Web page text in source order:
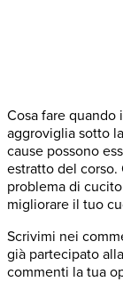
Cosa fare quando
aggroviglia sotto
cause possono
estratto del
problema di
migliorare il tuo
Scrivimi nei
già partecipato
commenti la tua